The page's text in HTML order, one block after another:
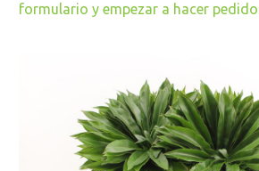
formulario y empezar a hacer